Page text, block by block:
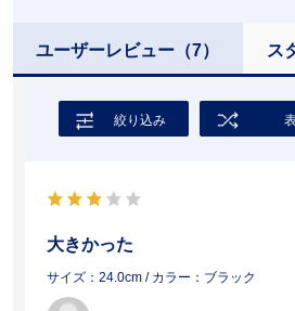
ユーザーレビュー （7） ス
絞り込み
大きかった
サイズ：24.0cm / カラー：ブラック